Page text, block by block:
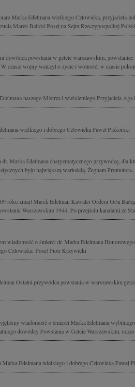
Marka Edelmana wielkiego Człowieka, przyjaciela
Marek Balicki Poseł na Sejm Rzeczypospolitej
dowódca powstania w getcie warszawskim, powstaniec
czasie wojny walczył o życie i wolność, w czasie
naszego Mistrza i wieloletniego Przyjaciela Aga
wielkiego i dobrego Człowieka Paweł Piskorski
dr. Marka Edelmana charyzmatycznego przywódcę, dla
było największą wartością. Żegnam
roku zmarł Marek Edelman Kawaler Orderu Orła
Warszawskim 1944. Po przejściu kanałami ze
wiadomość o śmierci dr. Marka Edelmana
Człowieka. Poseł Piotr Krzywicki
Ostatni przywódca powstania w warszawskim
wiadomość o śmierci Marka Edelmana
dowódcy Powstania w Getcie Warszawskim,
Marka Edelmana wielkiego i dobrego Człowieka Paweł